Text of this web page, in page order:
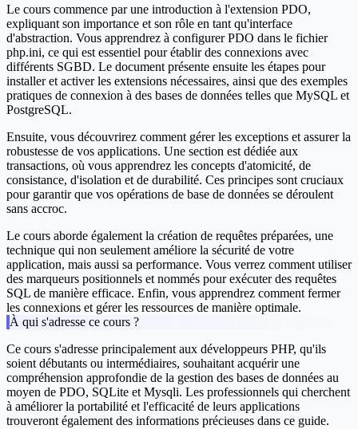
Le cours commence par une introduction à l'extension PDO,
expliquant son importance et son rôle en tant qu'interface
d'abstraction. Vous apprendrez à configurer PDO dans le fichier
php.ini, ce qui est essentiel pour établir des connexions avec
différents SGBD. Le document présente ensuite les étapes pour
installer et activer les extensions nécessaires, ainsi que des exemples
pratiques de connexion à des bases de données telles que MySQL et
PostgreSQL.
Ensuite, vous découvrirez comment gérer les exceptions et assurer la
robustesse de vos applications. Une section est dédiée aux
transactions, où vous apprendrez les concepts d'atomicité, de
consistance, d'isolation et de durabilité. Ces principes sont cruciaux
pour garantir que vos opérations de base de données se déroulent
sans accroc.
Le cours aborde également la création de requêtes préparées, une
technique qui non seulement améliore la sécurité de votre
application, mais aussi sa performance. Vous verrez comment utiliser
des marqueurs positionnels et nommés pour exécuter des requêtes
SQL de manière efficace. Enfin, vous apprendrez comment fermer
les connexions et gérer les ressources de manière optimale.
À qui s'adresse ce cours ?
Ce cours s'adresse principalement aux développeurs PHP, qu'ils
soient débutants ou intermédiaires, souhaitant acquérir une
compréhension approfondie de la gestion des bases de données au
moyen de PDO, SQLite et Mysqli. Les professionnels qui cherchent
à améliorer la portabilité et l'efficacité de leurs applications
trouveront également des informations précieuses dans ce guide.